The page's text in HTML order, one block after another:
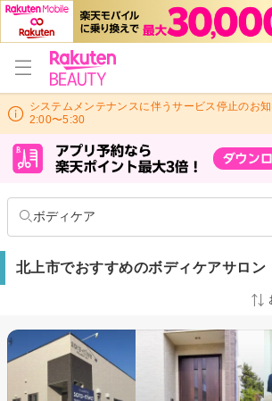
システムメンテナンスに伴うサービス停止のお
2:00〜5:30
ボディケア
北上市でおすすめのボディケアサロン